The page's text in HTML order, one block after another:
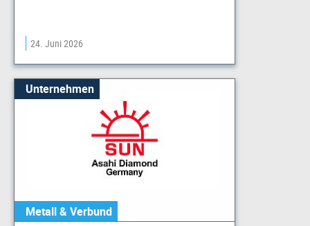
24. Juni 2026
Unternehmen
Metall & Verbund